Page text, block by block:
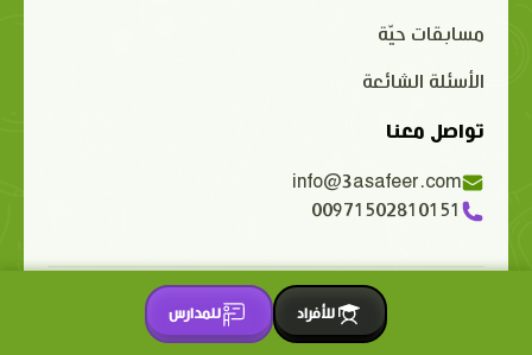
مسابقات حيّة
الأسئلة الشائعة
تواصل معنا
info@3asafeer.com
00971502810151
حقوق الملكية الفكرية محفوظة 2015-2026 © 3asafeer.com
للأفراد
للمدارس